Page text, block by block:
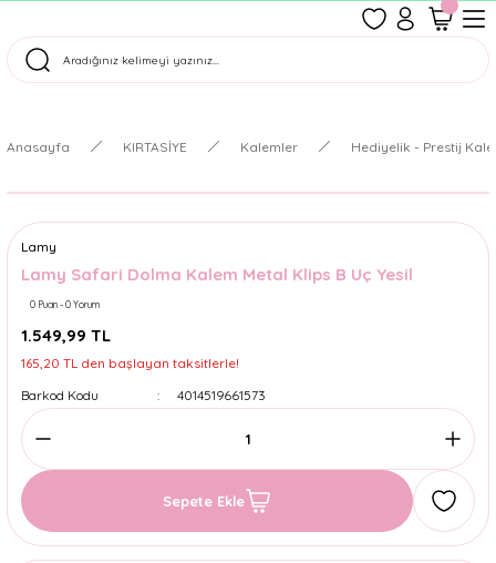
Tüm Siparişler Aynı Gün Kargoda!
Anasayfa KIRTASİYE Kalemler Hediyelik - Prestij
Lamy
Lamy Safari Dolma Kalem Metal Klips B Uç Yesil
0 Puan - 0 Yorum
1.549,99 TL
165,20 TL den başlayan taksitlerle!
Barkod Kodu
4014519661573
Sepete Ekle